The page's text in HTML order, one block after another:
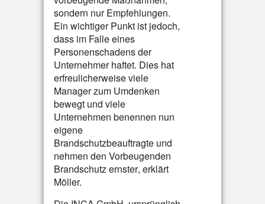
sondern nur Empfehlungen.
Ein wichtiger Punkt ist jedoch,
dass im Falle eines
Personenschadens der
Unternehmer haftet. Dies hat
erfreulicherweise viele
Manager zum Umdenken
bewegt und viele
Unternehmen benennen nun
eigene
Brandschutzbeauftragte und
nehmen den Vorbeugenden
Brandschutz ernster, erklärt
Möller.